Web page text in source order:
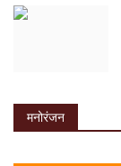
मनोरंजन